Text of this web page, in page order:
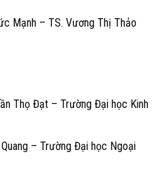
Mạnh – TS. Vương Thị Thảo
Thọ Đạt – Trường Đại học Kinh
– Trường Đại học Ngoại